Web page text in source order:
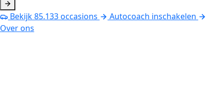
Bekijk85.133occasions
Autocoach inschakelen
Over ons